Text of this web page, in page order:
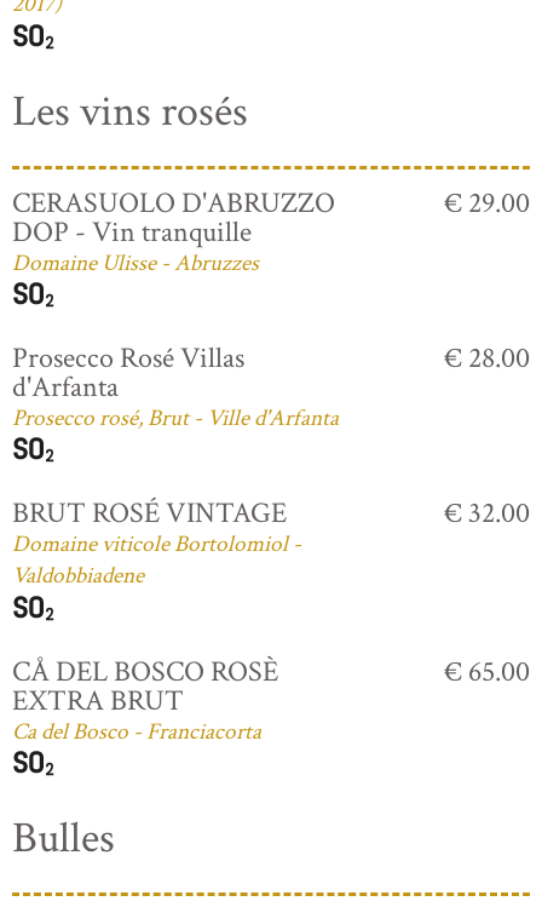
Les vins rosés
CERASUOLO D'ABRUZZO
DOP - Vin tranquille
Domaine Ulisse - Abruzzes
€ 29.00
Prosecco Rosé Villas
d'Arfanta
Prosecco rosé, Brut - Ville d'Arfanta
€ 28.00
BRUT ROSÉ VINTAGE
Domaine viticole Bortolomiol -
Valdobbiadene
€ 32.00
CÅ DEL BOSCO ROSÈ
EXTRA BRUT
Ca del Bosco - Franciacorta
€ 65.00
Bulles